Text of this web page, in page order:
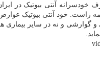
خودسرانه آنتی بیوتیک
زاست. خود آنتی بیوتیک
و گوارشی و نه در سایر